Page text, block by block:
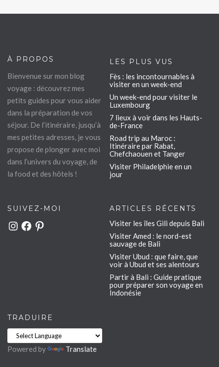
À PROPOS
Bienvenue sur mon blog
voyage : découvrez mes
petits guides pour vous aider
dans la préparation de vos
séjour. De l’itinéraire, jusqu’à
mes petites adresses, je vous
propose de plonger avec moi
dans l’univers du voyage, de
la food et des hôtels !
LES PLUS VUS
Fès : les incontournables à
visiter en un week-end
Un week-end pour visiter le
Luxembourg
7 lieux à voir dans les Hauts-
de-France
Road trip au Maroc :
Itinéraire par Rabat,
Chefchaouen et Tanger
Visiter Philadelphie en un
jour
SUIVEZ-MOI
Instagram
FacebookPinterest
ARTICLES RÉCENTS
Visiter les îles Gili depuis Bali
Visiter Amed : le nord-est
sauvage de Bali
Visiter Ubud : que faire, que
voir à Ubud et ses alentours
Partir à Bali : Guide pratique
pour préparer son voyage en
Indonésie
TRADUIRE
Powered by Translate